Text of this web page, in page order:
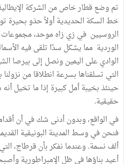
تم وضع قطار خاص من الشركة
خط السكة الحديدية أولاً حذو
الروسيين في زي زاه موحد،
الوردية مما يشكل سدًا تلقى فيه
الوادي على اليمين ونصل إلى بيرصا
التي تسلقناها بسرعة انطلاقا من
حينئذ بخيبة أمل كبيرة إذا ما تخيل
حقيقية.
في الواقع، وبدون أدنى شك في أن
ألف نسمة. وعندما نفكر بأن قرطاج،
أعيد بناؤها في ظل الإمبراطورية